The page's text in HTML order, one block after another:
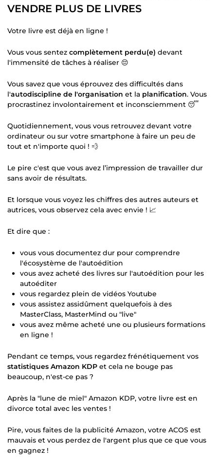
VENDRE PLUS DE LIVRES
Votre livre est déjà en ligne !
Vous vous sentez complètement perdu(e) devant
l'immensité de tâches à réaliser 😔
Vous savez que vous éprouvez des difficultés dans
l'autodiscipline de l'organisation et la planification. Vous
procrastinez involontairement et inconsciemment 😴
Quotidiennement, vous vous retrouvez devant votre
ordinateur ou sur votre smartphone à faire un peu de
tout et n'importe quoi ! 💨
Le pire c'est que vous avez l’impression de travailler dur
sans avoir de résultats.
Et lorsque vous voyez les chiffres des autres auteurs et
autrices, vous observez cela avec envie ! 📈
Et dire que :
vous vous documentez dur pour comprendre
l'écosystème de l'autoédition
vous avez acheté des livres sur l'autoédition pour les
autoéditer
vous regardez plein de vidéos Youtube
vous assistez assidûment quelquefois à des
MasterClass, MasterMind ou "live"
vous avez même acheté une ou plusieurs formations
en ligne !
Pendant ce temps, vous regardez frénétiquement vos
statistiques Amazon KDP et cela ne bouge pas
beaucoup, n'est-ce pas ?
Après la "lune de miel" Amazon KDP, votre livre est en
divorce total avec les ventes !
Pire, vous faites de la publicité Amazon, votre ACOS est
mauvais et vous perdez de l'argent plus que ce que vous
en gagnez !